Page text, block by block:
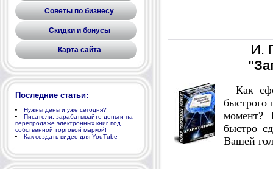
Советы по бизнесу
Скидки и бонусы
Карта сайта
Последние статьи:
Нужны деньги уже сегодня?
Писатели, зарабатывайте деньги на
перепродаже электронных книг под
собственной торговой маркой!
Как создать видео для YouTube
И.
Как
момент?
быстро
Вашей